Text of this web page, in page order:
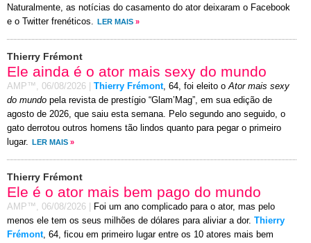
Naturalmente, as notícias do casamento do ator deixaram o Facebook
e o Twitter frenéticos.
LER MAIS »
Thierry Frémont
Ele ainda é o ator mais sexy do mundo
AMP™, 06/08/2026 Thierry Frémont, 64, foi eleito oAtor mais sexy
do mundo pela revista de prestígio “Glam’Mag”, em sua edição de
agosto de 2026, que saiu esta semana. Pelo segundo ano seguido, o
gato derrotou outros homens tão lindos quanto para pegar o primeiro
lugar.
LER MAIS »
Thierry Frémont
Ele é o ator mais bem pago do mundo
AMP™, 06/08/2026
Foi um ano complicado para o ator, mas pelo
menos ele tem os seus milhões de dólares para aliviar a dor. Thierry
Frémont, 64, ficou em primeiro lugar entre os 10 atores mais bem